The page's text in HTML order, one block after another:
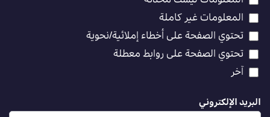
المعلومات غير كاملة
تحتوي الصفحة على أخطاء إملائية/نحوية
تحتوي الصفحة على روابط معطلة
آخر
البريد الإلكتروني